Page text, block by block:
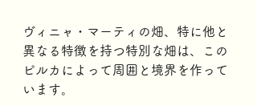
ヴィニャ・マーティの畑、特に他と
異なる特徴を持つ特別な畑は、この
ピルカによって周囲と境界を作って
います。